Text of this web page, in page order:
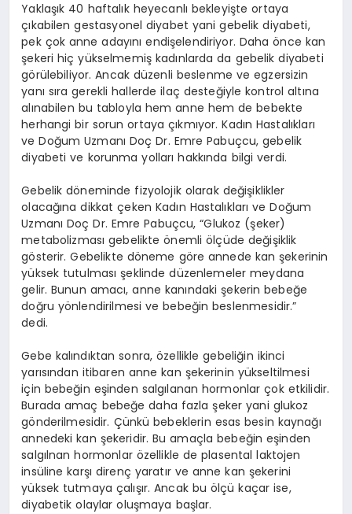
Yaklaşık 40 haftalık heyecanlı bekleyişte ortaya
çıkabilen gestasyonel diyabet yani gebelik diyabeti,
pek çok anne adayını endişelendiriyor. Daha önce kan
şekeri hiç yükselmemiş kadınlarda da gebelik diyabeti
görülebiliyor. Ancak düzenli beslenme ve egzersizin
yanı sıra gerekli hallerde ilaç desteğiyle kontrol altına
alınabilen bu tabloyla hem anne hem de bebekte
herhangi bir sorun ortaya çıkmıyor. Kadın Hastalıkları
ve Doğum Uzmanı Doç Dr. Emre Pabuçcu, gebelik
diyabeti ve korunma yolları hakkında bilgi verdi.
Gebelik döneminde fizyolojik olarak değişiklikler
olacağına dikkat çeken Kadın Hastalıkları ve Doğum
Uzmanı Doç Dr. Emre Pabuçcu, “Glukoz (şeker)
metabolizması gebelikte önemli ölçüde değişiklik
gösterir. Gebelikte döneme göre annede kan şekerinin
yüksek tutulması şeklinde düzenlemeler meydana
gelir. Bunun amacı, anne kanındaki şekerin bebeğe
doğru yönlendirilmesi ve bebeğin beslenmesidir.”
dedi.
Gebe kalındıktan sonra, özellikle gebeliğin ikinci
yarısından itibaren anne kan şekerinin yükseltilmesi
için bebeğin eşinden salgılanan hormonlar çok etkilidir.
Burada amaç bebeğe daha fazla şeker yani glukoz
gönderilmesidir. Çünkü bebeklerin esas besin kaynağı
annedeki kan şekeridir. Bu amaçla bebeğin eşinden
salgılnan hormonlar özellikle de plasental laktojen
insüline karşı direnç yaratır ve anne kan şekerini
yüksek tutmaya çalışır. Ancak bu ölçü kaçar ise,
diyabetik olaylar oluşmaya başlar.